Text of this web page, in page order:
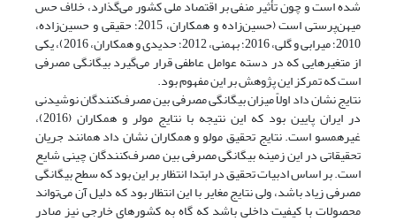
شده است و چون تأثیر منفی بر اقتصاد ملی کشور می‌گذارد، خلاف حس
میهن‌پرستی است (حسین‌زاده و همکاران، 2015؛ حقیقی و حسین‌زاده،
2010؛ میرابی و گلی، 2016؛ بهمنی، 2012؛ حدیدی و همکاران، 2016)، یکی
از متغیرهایی که در دسته عوامل عاطفی قرار می‌گیرد بیگانگی مصرفی
است که تمرکز این پژوهش بر این مفهوم بود.
نتایج نشان داد اولاً میزان بیگانگی مصرفی بین مصرف‌کنندگان نوشیدنی
در ایران پایین بود که این نتیجه با نتایج مولر و همکاران (2016)،
غیرهمسو است. نتایج تحقیق مولو و همکاران نشان داد همانند جریان
تحقیقاتی در این زمینه بیگانگی مصرفی بین مصرف‌کنندگان چینی شایع
است. بر اساس ادبیات تحقیق در ابتدا انتظار بر این بود که سطح بیگانگی
مصرفی زیاد باشد، ولی نتایج مغایر با این انتظار بود که دلیل آن می‌تواند
محصولات با کیفیت داخلی باشد که گاه به کشورهای خارجی نیز صادر